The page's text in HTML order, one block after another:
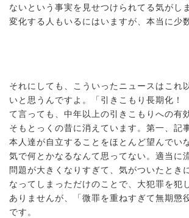
ないという事実を見せつけられてる気がし
変化する人もいるにはいますが、本当に少
それにしても、こういったニュースはこれ
いと思うんですよ。「引きこもり長期化
て言っても、中年以上の引きこもりへの有
そもとっくの昔に消えています。第一、記
本人達が自立することをほとんど望んでい
気で何とかなるなんて思ってない。適当に
問題が大きくなりすぎて、気がついたとき
なってしまっただけのことで、大犯罪を犯
ありませんが、「微罪を重ねすぎて無期懲
です。